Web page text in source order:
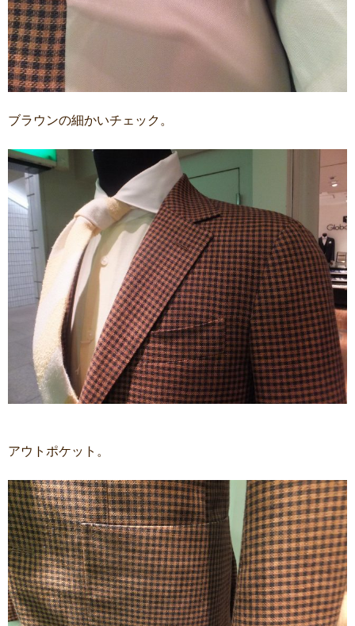
ブラウンの細かいチェック。
アウトポケット。